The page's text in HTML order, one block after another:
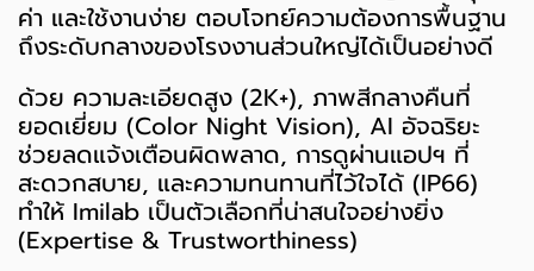
ค่า และใช้งานง่าย ตอบโจทย์ความต้องการพื้นฐาน
ถึงระดับกลางของโรงงานส่วนใหญ่ได้เป็นอย่างดี
ด้วย ความละเอียดสูง (2K+), ภาพสีกลางคืนที่
ยอดเยี่ยม (Color Night Vision), AI อัจฉริยะ
ช่วยลดแจ้งเตือนผิดพลาด, การดูผ่านแอปฯ ที่
สะดวกสบาย, และความทนทานที่ไว้ใจได้ (IP66)
ทำให้ Imilab เป็นตัวเลือกที่น่าสนใจอย่างยิ่ง
(Expertise & Trustworthiness)